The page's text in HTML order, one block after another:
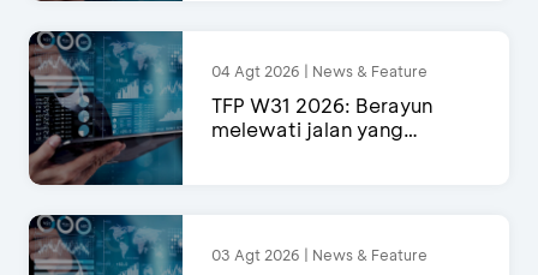
04 Agt 2026 | News & Feature
TFP W31 2026: Berayun
melewati jalan yang
03 Agt 2026 | News & Feature